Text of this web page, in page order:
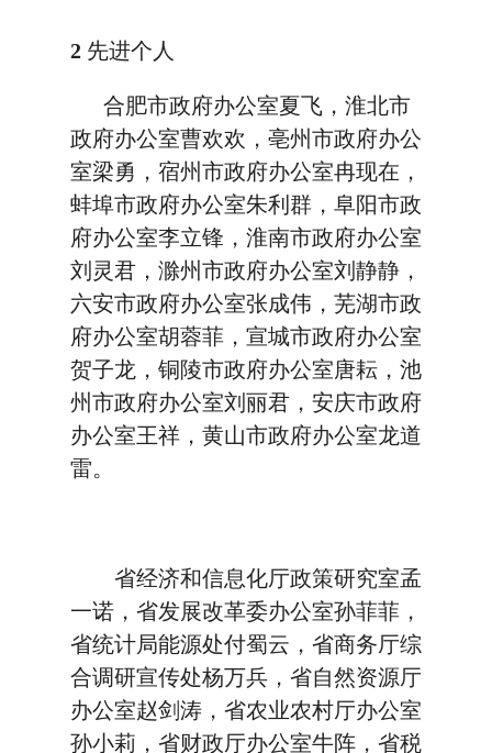
2 先进个人
合肥市政府办公室夏飞，淮北市
政府办公室曹欢欢，亳州市政府办公
室梁勇，宿州市政府办公室冉现在，
蚌埠市政府办公室朱利群，阜阳市政
府办公室李立锋，淮南市政府办公室
刘灵君，滁州市政府办公室刘静静，
六安市政府办公室张成伟，芜湖市政
府办公室胡蓉菲，宣城市政府办公室
贺子龙，铜陵市政府办公室唐耘，池
州市政府办公室刘丽君，安庆市政府
办公室王祥，黄山市政府办公室龙道
雷。
省经济和信息化厅政策研究室孟
一诺，省发展改革委办公室孙菲菲，
省统计局能源处付蜀云，省商务厅综
合调研宣传处杨万兵，省自然资源厅
办公室赵剑涛，省农业农村厅办公室
孙小莉，省财政厅办公室牛阵，省税